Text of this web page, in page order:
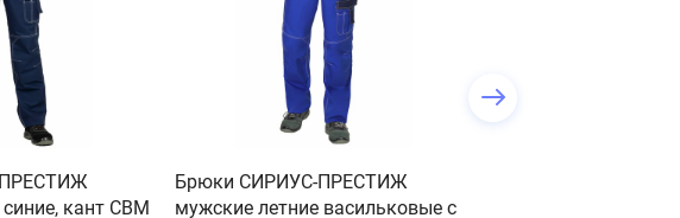
кант СВМ
Брюки СИРИУС-ПРЕСТИЖ
мужские летние васильковые с